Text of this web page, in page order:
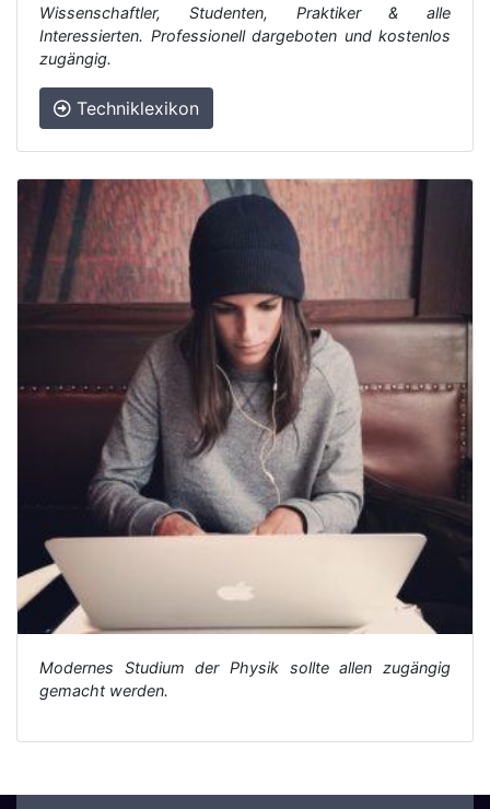
Wissenschaftler, Studenten, Praktiker & alle
Interessierten. Professionell dargeboten und kostenlos
zugängig.
Techniklexikon
Modernes Studium der Physik sollte allen zugängig
gemacht werden.